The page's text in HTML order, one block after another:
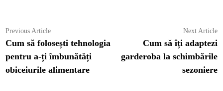
Navigare
în
articole
Previous ArticlePrevious
article:
Cum să folosești tehnologia
pentru a-ți îmbunătăți
obiceiurile alimentare
Next Article
Cum să îți adaptezi
garderoba la schimbările
sezoniere